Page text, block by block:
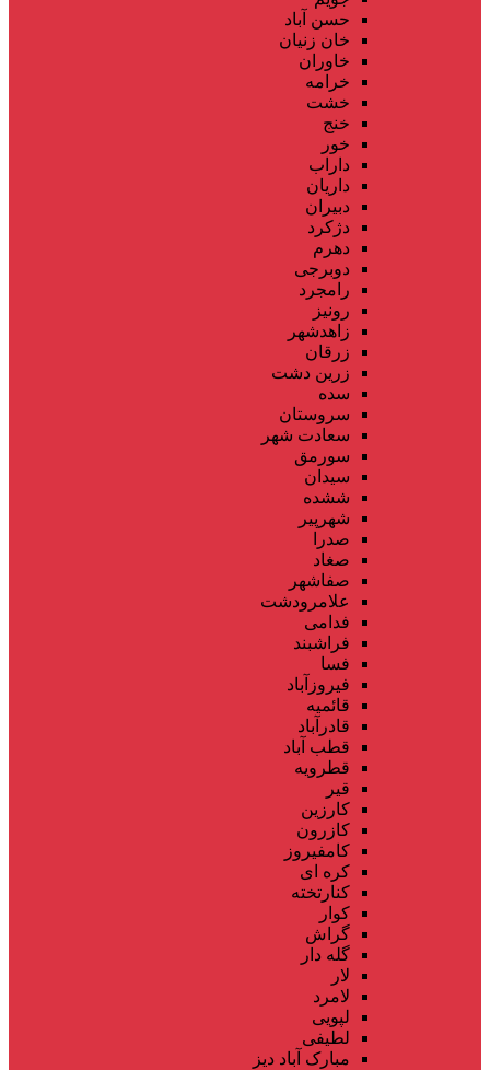
حسن آباد
خان زنیان
خاوران
خرامه
خشت
خنج
خور
داراب
داریان
دبیران
دژکرد
دهرم
دوبرجی
رامجرد
رونیز
زاهدشهر
زرقان
زرین دشت
سده
سروستان
سعادت شهر
سورمق
سیدان
ششده
شهرپیر
صدرا
صغاد
صفاشهر
علامرودشت
فدامی
فراشبند
فسا
فیروزآباد
قائمیه
قادرآباد
قطب آباد
قطرویه
قیر
کارزین
کازرون
کامفیروز
کره ای
کنارتخته
کوار
گراش
گله دار
لار
لامرد
لپویی
لطیفی
مبارک آباد دیز